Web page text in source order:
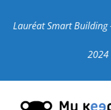
- Iot Business Hub